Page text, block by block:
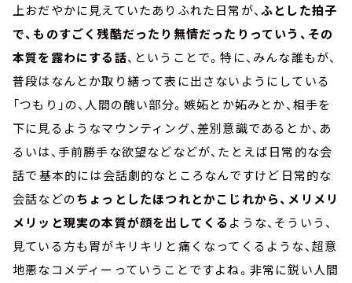
上おだやかに見えていたありふれた日常が、ふとした拍子
で、ものすごく残酷だったり無情だったりっていう、その
本質を露わにする話、ということで。特に、みんな誰もが、
普段はなんとか取り繕って表に出さないようにしている
「つもり」の、人間の醜い部分。嫉妬とか妬みとか、相手を
下に見るようなマウンティング、差別意識であるとか、あ
るいは、手前勝手な欲望などなどが、たとえば日常的な会
話で――基本的には会話劇的なところなんですけど――日常的な
会話などのちょっとしたほつれとかこじれから、メリメリ
メリッと現実の本質が顔を出してくる ような、そういう、
見ている方も胃がキリキリと痛くなってくるような、超意
地悪なコメディーっていうことですよね。非常に鋭い人間